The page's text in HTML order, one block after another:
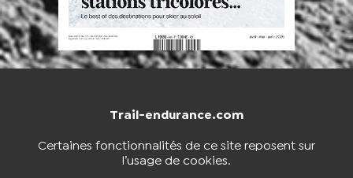
Trail-endurance.com
Certaines fonctionnalités de ce site reposent sur
l’usage de cookies.
NOUS CONTACTER BOUTIQUE